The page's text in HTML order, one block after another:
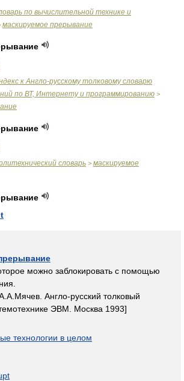
по вычислительной технике и
маскируемое прерывание
к Англо-русскому толковому словарю
по ВТ, Интернету и программированию >
словарь > маскируемое
можно заблокировать с помощью
Англо-русский толковый
ЭВМ. Москва 1993]
технологии в целом